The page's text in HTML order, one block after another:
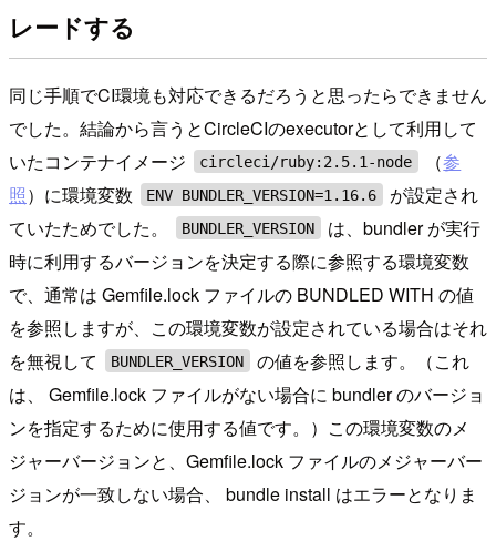
レードする
同じ手順でCI環境も対応できるだろうと思ったらできません
でした。結論から言うとCircleCIのexecutorとして利用して
いたコンテナイメージ
circleci/ruby:2.5.1-node （参
照）に環境変数 ENV BUNDLER_VERSION=1.16.6
が設定され
ていたためでした。
BUNDLER_VERSION
は、bundler が実行
時に利用するバージョンを決定する際に参照する環境変数
で、通常は Gemfile.lock ファイルの BUNDLED WITH の値
を参照しますが、この環境変数が設定されている場合はそれ
を無視して
BUNDLER_VERSION
の値を参照します。（これ
は、 Gemfile.lock ファイルがない場合に bundler のバージョ
ンを指定するために使用する値です。）この環境変数のメ
ジャーバージョンと、Gemfile.lock ファイルのメジャーバー
ジョンが一致しない場合、 bundle install はエラーとなりま
す。